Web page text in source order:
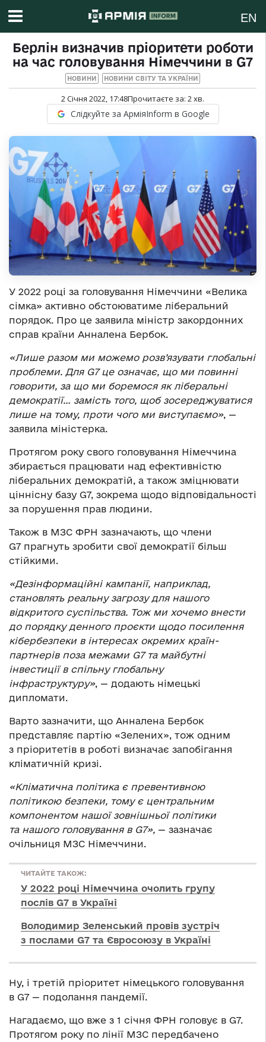
EN
Берлін визначив пріоритети роботи
на час головування Німеччини в G7
НОВИНИ НОВИНИ СВІТУ ТА УКРАЇНИ
2 Січня 2022, 17:48Прочитаєте за: 2хв.
Слідкуйте за АрміяInform в Google
У 2022 році за головування Німеччини «Велика
сімка» активно обстоюватиме ліберальний
порядок. Про це заявила міністр закордонних
справ країни Анналена Бербок.
«Лише разом ми можемо розв’язувати глобальні
проблеми. Для G7 це означає, що ми повинні
говорити, за що ми боремося як ліберальні
демократії… замість того, щоб зосереджуватися
лише на тому, проти чого ми виступаємо», —
заявила міністерка.
Протягом року свого головування Німеччина
збирається працювати над ефективністю
ліберальних демократій, а також зміцнювати
ціннісну базу G7, зокрема щодо відповідальності
за порушення прав людини.
Також в МЗС ФРН зазначають, що члени
G7 прагнуть зробити свої демократії більш
стійкими.
«Дезінформаційні кампанії, наприклад,
становлять реальну загрозу для нашого
відкритого суспільства. Тож ми хочемо внести
до порядку денного проєкти щодо посилення
кібербезпеки в інтересах окремих країн-
партнерів поза межами G7 та майбутні
інвестиції в спільну глобальну
інфраструктуру», — додають німецькі
дипломати.
Варто зазначити, що Анналена Бербок
представляє партію «Зелених», тож одним
з пріоритетів в роботі визначає запобігання
кліматичній кризі.
«Кліматична політика є превентивною
політикою безпеки, тому є центральним
компонентом нашої зовнішньої політики
та нашого головування в G7», — зазначає
очільниця МЗС Німеччини.
ЧИТАЙТЕ ТАКОЖ:
У 2022 році Німеччина очолить групу
послів G7 в Україні
Володимир Зеленський провів зустріч
з послами G7 та Євросоюзу в Україні
Ну, і третій пріоритет німецького головування
в G7 — подолання пандемії.
Нагадаємо, що вже з 1 січня ФРН головує в G7.
Протягом року по лінії МЗС передбачено